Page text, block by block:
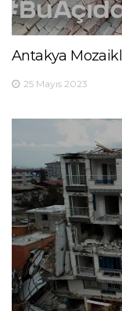
Antakya
25 Mayıs 2023